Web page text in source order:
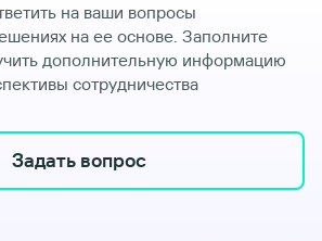
на ваши вопросы
на ее основе. Заполните
дополнительную информацию
сотрудничества
Задать вопрос